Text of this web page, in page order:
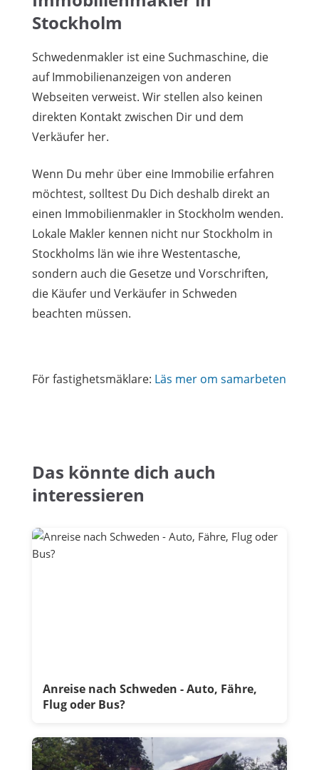
Stockholm
Schwedenmakler ist eine Suchmaschine, die
auf Immobilienanzeigen von anderen
Webseiten verweist. Wir stellen also keinen
direkten Kontakt zwischen Dir und dem
Verkäufer her.
Wenn Du mehr über eine Immobilie erfahren
möchtest, solltest Du Dich deshalb direkt an
einen Immobilienmakler in Stockholm wenden.
Lokale Makler kennen nicht nur Stockholm in
Stockholms län wie ihre Westentasche,
sondern auch die Gesetze und Vorschriften,
die Käufer und Verkäufer in Schweden
beachten müssen.
För fastighetsmäklare: Läs mer om samarbeten
Das könnte dich auch
interessieren
Anreise nach Schweden - Auto, Fähre,
Flug oder Bus?